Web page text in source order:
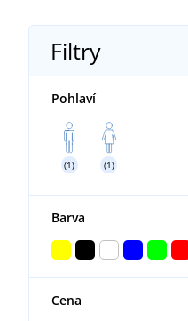
Filtry
Pohlaví
(1) (1)
Barva
Cena